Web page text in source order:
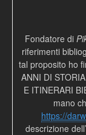
Fondatore di
riferimenti
tal proposito ho
ANNI DI
E ITINERARI
mano
https://
descrizione